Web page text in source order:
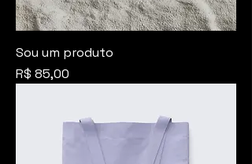
Sou um produto
Preço
R$ 85,00